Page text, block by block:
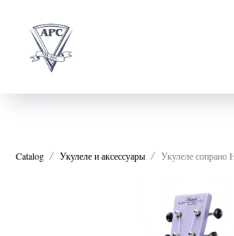
Catalog Укулеле и аксессуары